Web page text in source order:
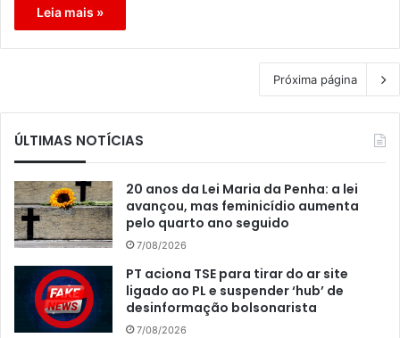
Leia mais »
Próxima página
ÚLTIMAS NOTÍCIAS
20 anos da Lei Maria da Penha: a lei
avançou, mas feminicídio aumenta
pelo quarto ano seguido
7/08/2026
PT aciona TSE para tirar do ar site
ligado ao PL e suspender ‘hub’ de
desinformação bolsonarista
7/08/2026